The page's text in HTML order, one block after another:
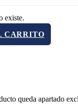
existe.
CARRITO
queda apartado